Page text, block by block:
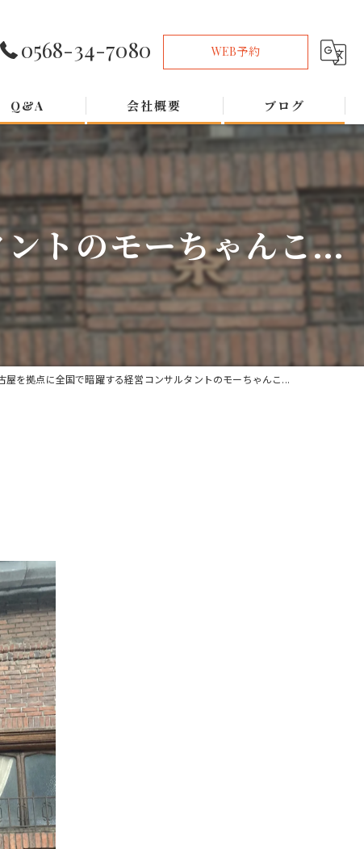
0568-34-7080 WEB予約
Q&A 会社概要 ブログ
トのモーちゃんこ...
屋を拠点に全国で暗躍する経営コンサルタントのモーちゃんこ...